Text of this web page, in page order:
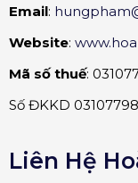
Email:
Website:
Mã số thuế:
Số ĐKKD
Liên Hệ